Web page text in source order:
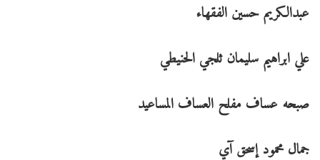
عبدالكريم حسين الفقهاء
علي ابراهيم سليمان ثلجي الحنيطي
صبحه عساف مفلح العساف المساعيد
جمال محمود إسحق آي